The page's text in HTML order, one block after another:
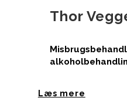
Thor
Læs mere